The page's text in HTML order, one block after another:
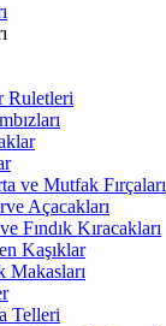
Ruletleri
ve Mutfak Fırçaları
Açacakları
Fındık Kıracakları
Kaşıklar
Makasları
Telleri